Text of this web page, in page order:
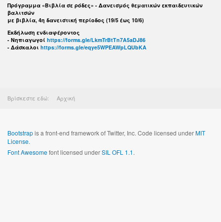
Πρόγραμμα «Βιβλία σε ρόδες» - Δανεισμός θεματικών εκπαιδευτικών
βαλιτσών
με βιβλία, 4η δανειστική περίοδος (19/5 έως 10/6)
Εκδήλωση ενδιαφέροντος
- Νηπιαγωγοί https://forms.gle/LkmTrBtTn7A5aDJ86
- Δάσκαλοι https://forms.gle/eqye5WPEAWpLQUbKA
Βρίσκεστε εδώ: Αρχική
Bootstrapis a front-end framework of Twitter, Inc. Code licensed underMIT
License.
Font Awesomefont licensed underSIL OFL 1.1.